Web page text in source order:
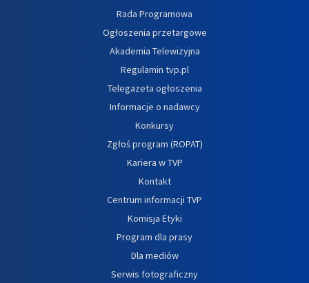
Rada Programowa
Ogłoszenia przetargowe
Akademia Telewizyjna
Regulamin tvp.pl
Telegazeta ogłoszenia
Informacje o nadawcy
Konkursy
Zgłoś program (ROPAT)
Kariera w TVP
Kontakt
Centrum informacji TVP
Komisja Etyki
Program dla prasy
Dla mediów
Serwis fotograficzny